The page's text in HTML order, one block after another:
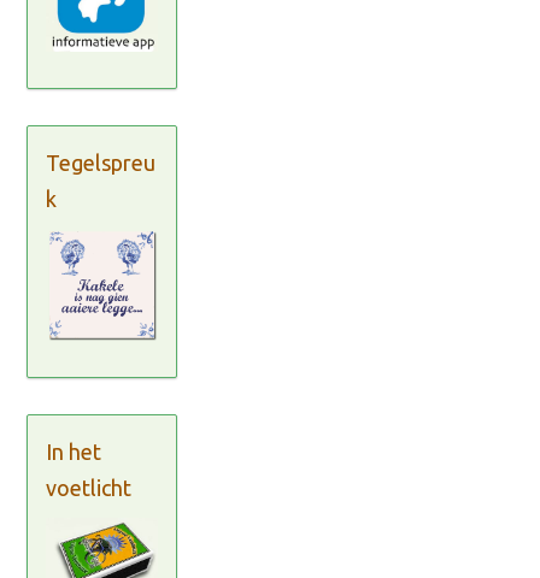
Tegelspreu
k
In het
voetlicht